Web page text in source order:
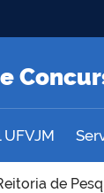
UFVJM
de